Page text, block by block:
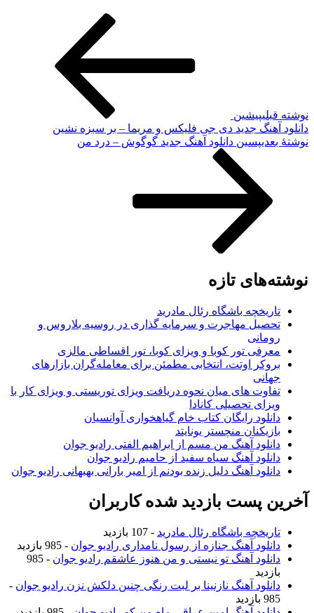
نوشته قبلیپیشین
دانلود آهنگ جدید دی جی فلیکس و مریما – بر سبزه نشین
نوشته‌ٔ بعدیپسین دانلود آهنگ جدید گوگوش – درد من
نوشته‌های تازه
تاریخچه باشگاه رئال مادرید
تحصیل مهاجرت و سرمایه گذاری در روسیه بلاروس و
رومانی
معرفی تور کوبا و ویزای کوبا، تور اقساطی مالزی
بروکر اوتت، انتخابی مطمئن برای معامله‌گران بازارهای
جهانی
تفاوت های میان نحوه دریافت ویزای توریستی و ویزای کار با
ویزای تحصیلی کانادا
دانلود رایگان کتاب خام گیاهخواری آوانسیان
بازیکنان منچستر یونایتد
دانلود آهنگ من مسم از ابراهیم الفتی رادیو جوان
دانلود آهنگ سیاه سفید از حامیم رادیو جوان
دانلود آهنگ دلیل زنده بودنم از امیر بارانی بهبهانی رادیو جوان
آخرین پست بازدید شده کاربران
تاریخچه باشگاه رئال مادرید - 107 بازدید
دانلود آهنگ جنازه از رسول نامداری رادیو جوان - 985 بازدید
دانلود آهنگ تو نیستی و من هنوز عاشقم رادیو جوان
- 985
بازدید
دانلود آهنگ نازنینا بر لبت رنگی چنین دلکش نزن رادیو جوان -
985 بازدید